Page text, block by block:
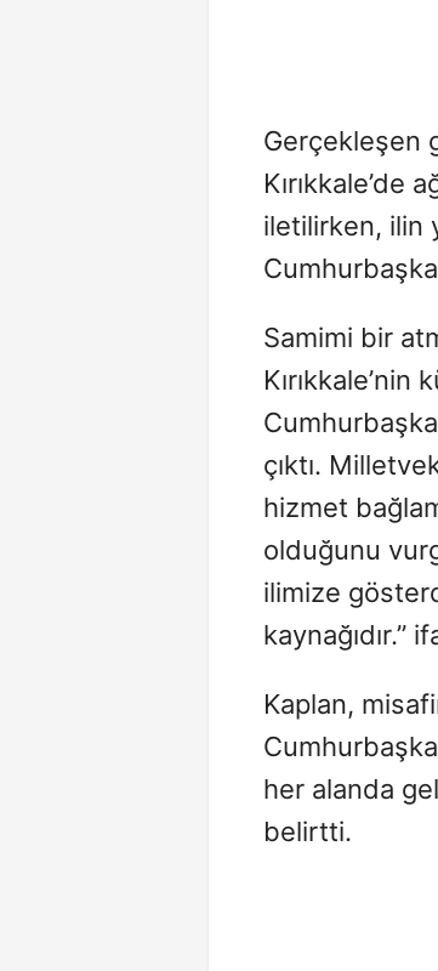
Gerçekleşen
Kırıkkale’de
iletilirken, ilin
Samimi bir
çıktı.
hizmet
olduğunu
ilimize
kaynağıdır.”
Kaplan,
her alanda
belirtti.